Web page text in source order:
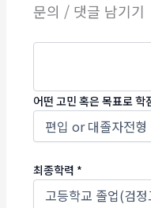
문의 / 댓글 남기기
어떤 고민 혹은 목표로 학
최종학력 *